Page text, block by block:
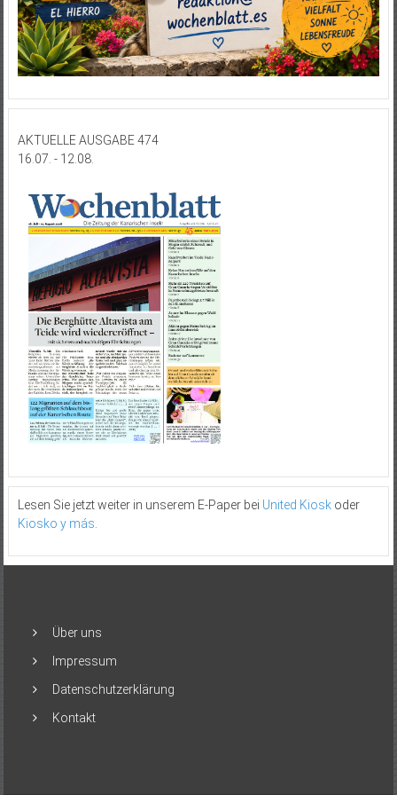
AKTUELLE AUSGABE 474
16.07. - 12.08.
Lesen Sie jetzt weiter in unserem E-Paper bei United Kioskoder
Kiosko y más.
Über uns
Impressum
Datenschutzerklärung
Kontakt